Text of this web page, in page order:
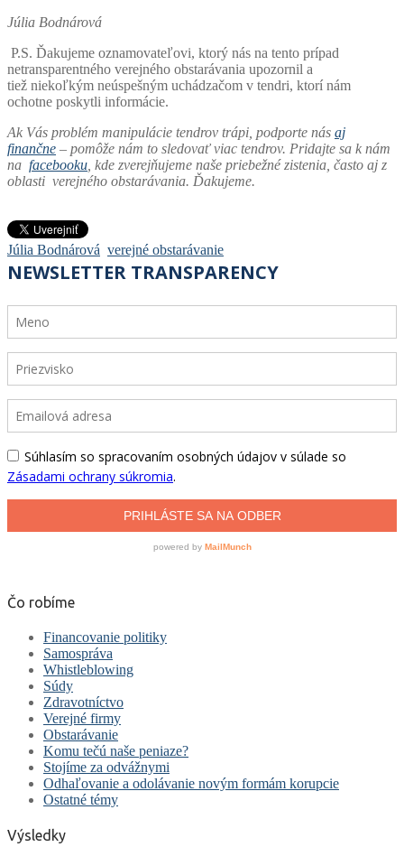
Júlia Bodnárová
P.S. Ďakujeme oznamovateľovi, ktorý nás na tento prípad
netransparentného verejného obstarávania upozornil a
tiež niekoľkým neúspešným uchádzačom v tendri, ktorí nám
ochotne poskytli informácie.
Ak Vás problém manipulácie tendrov trápi, podporte nás aj
finančne – pomôže nám to sledovať viac tendrov. Pridajte sa k nám
na facebooku , kde zverejňujeme naše priebežné zistenia, často aj z
oblasti verejného obstarávania. Ďakujeme.
Júlia Bodnárová verejné obstarávanie
Čo robíme
Financovanie politiky
Samospráva
Whistleblowing
Súdy
Zdravotníctvo
Verejné firmy
Obstarávanie
Komu tečú naše peniaze?
Stojíme za odvážnymi
Odhaľovanie a odolávanie novým formám korupcie
Ostatné témy
Výsledky